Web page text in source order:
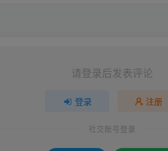
请登录后发表评论
登录 注册
社交账号登录